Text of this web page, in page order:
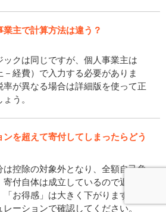
業主で計算方法は違う？
ックは同じですが、個人事業主は
－経費）で入力する必要がありま
率が異なる場合は詳細版を使って正
う。
ンを超えて寄付してしまったらどう
は控除の対象外となり、全額自己負
付自体は成立しているので返礼品
お得感」は大きく下がります。必
レーションで確認してください。